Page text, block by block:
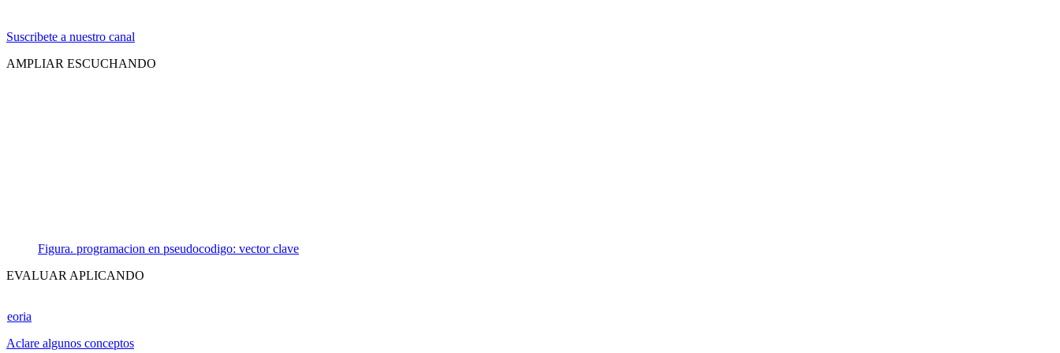
Suscribete a nuestro canal
AMPLIAR ESCUCHANDO
Figura. programacion en pseudocodigo: vector clave
EVALUAR APLICANDO
eoria
Aclare algunos conceptos